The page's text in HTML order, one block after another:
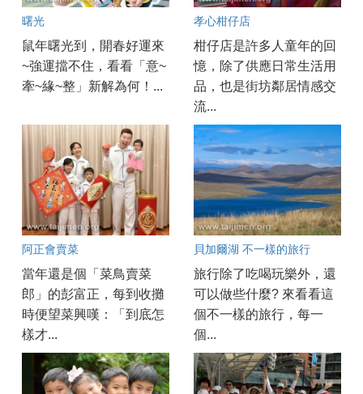
曙光
鼠年曙光到，開春好運來
~強運擋不住，看看「意~
牽~緣~整」新解為何！...
孝心柑仔店
柑仔店是許多人童年的回
憶，除了供應日常生活用
品，也是街坊鄰居情感交
流...
阿正會賣菜
當年還是個「菜鳥賣菜
郎」的彭富正，每到收攤
時便望菜興嘆：「到底怎
樣才...
貝加爾湖 不一樣的旅行
旅行除了吃喝玩樂外，還
可以做些什麼? 來看看這
個不一樣的旅行，每一
個...